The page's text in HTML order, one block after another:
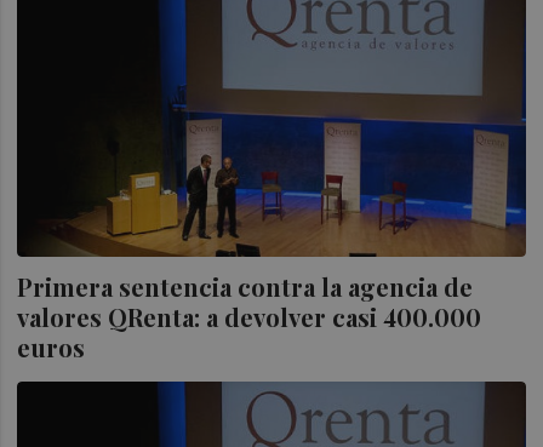
Primera sentencia contra la agencia de
valores QRenta: a devolver casi 400.000
euros